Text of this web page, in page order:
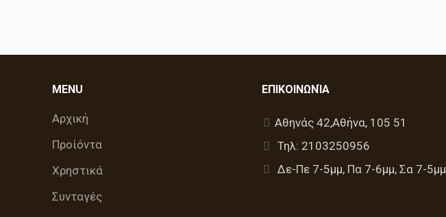
MENU
Αρχική
Προίόντα
Χρηστικά
Συνταγές
ΕΠΙΚΟΙΝΩΝΊΑ
Αθηνάς 42,Αθήνα, 105 51
Τηλ: 2103250956
Δε-Πε 7-5μμ, Πα 7-6μμ, Σα 7-5μμ